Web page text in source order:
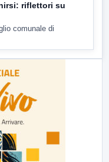
riflettori su
comunale di